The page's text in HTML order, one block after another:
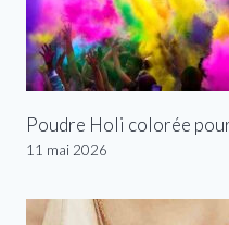
Poudre Holi colorée
11 mai 2026